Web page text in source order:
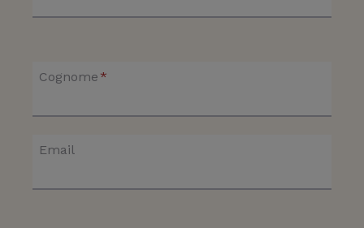
Cognome *
Email